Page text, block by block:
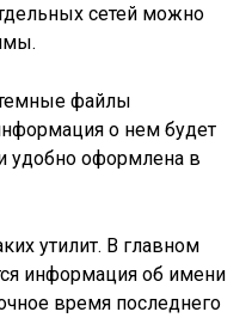
сетей можно
файлы
о нем будет
удобно оформлена в
утилит. В главном
информация об имени
время последнего